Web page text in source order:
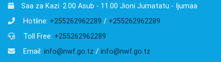
Saa za Kazi: 2.00 Asub - 11.00 Jioni Jumatatu - Ijumaa
Hotline: +255262962289 / +255262962289
Toll Free: +255262962289
Email: info@nwf.go.tz / info@nwf.go.tz